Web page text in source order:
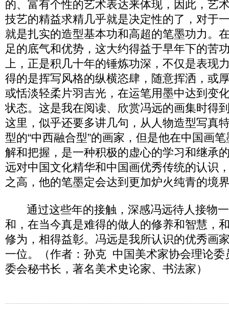
的、富有个性的艺术表达来体现，因此，艺
技艺的精益求精几乎就是决定性的了，对于
就是扎实的造型基本功和高超的笔墨功力。
足的底气和优势，这大约得益于早年下的苦
上，正是积几十年的锤炼功深，不仅是表现
得的是挥写风格的纵横恣肆，随意挥洒，或
或恬淡轻柔片羽吉光，在运笔用墨中达到变
状态。这是我在阅读、欣赏冯远的画集时得
这里，似乎还要多讲几句，从人物造型写真
型的“中西融合型”的画家，但是他在中国画
解和把握，是一种积极的虚心的学习和继承
远对中国文化精华和中国画优秀传统的认识
之高，他的笔墨定会达到更加炉火纯青的境
通过这些年的接触，深感冯远待人接物一
和，在当今真是难得的做人的修养和智慧，
修为，相得益彰。冯远是我所认识的优秀画
一位。（作者：孙克 中国美术家协会理论委
委会秘书长，著名美术史论家、书法家）